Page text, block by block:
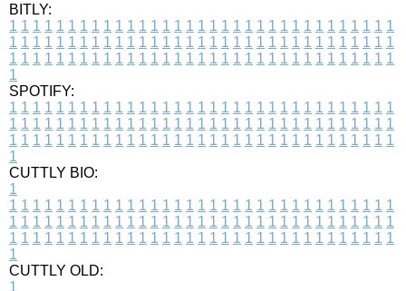
BITLY:
1 1 1 1 1 1 1 1 1 1 1 1 1 1 1 1 1 1 1 1 1 1 1 1 1 1 1 1 1 1 1 1 1
1 1 1 1 1 1 1 1 1 1 1 1 1 1 1 1 1 1 1 1 1 1 1 1 1 1 1 1 1 1 1 1 1
1 1 1 1 1 1 1 1 1 1 1 1 1 1 1 1 1 1 1 1 1 1 1 1 1 1 1 1 1 1 1 1 1
1
SPOTIFY:
1 1 1 1 1 1 1 1 1 1 1 1 1 1 1 1 1 1 1 1 1 1 1 1 1 1 1 1 1 1 1 1 1
1 1 1 1 1 1 1 1 1 1 1 1 1 1 1 1 1 1 1 1 1 1 1 1 1 1 1 1 1 1 1 1 1
1 1 1 1 1 1 1 1 1 1 1 1 1 1 1 1 1 1 1 1 1 1 1 1 1 1 1 1 1 1 1 1 1
1
CUTTLY BIO:
1
1 1 1 1 1 1 1 1 1 1 1 1 1 1 1 1 1 1 1 1 1 1 1 1 1 1 1 1 1 1 1 1 1
1 1 1 1 1 1 1 1 1 1 1 1 1 1 1 1 1 1 1 1 1 1 1 1 1 1 1 1 1 1 1 1 1
1 1 1 1 1 1 1 1 1 1 1 1 1 1 1 1 1 1 1 1 1 1 1 1 1 1 1 1 1 1 1 1 1
1
CUTTLY OLD:
1